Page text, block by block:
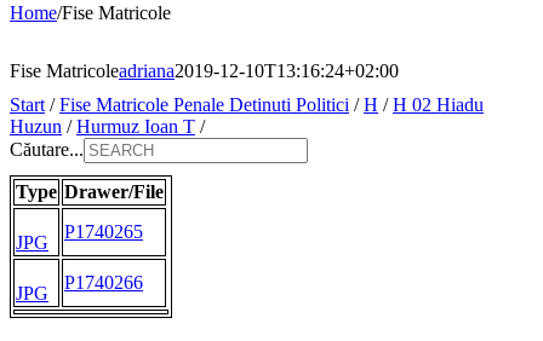
Home/Fise Matricole
Fise Matricoleadriana2019-12-10T13:16:24+02:00
Start /Fise Matricole Penale Detinuti Politici /H /H 02 Hiadu
Huzun /Hurmuz Ioan T /
Căutare...
Type Drawer/File
JPG
P1740265
JPG
P1740266